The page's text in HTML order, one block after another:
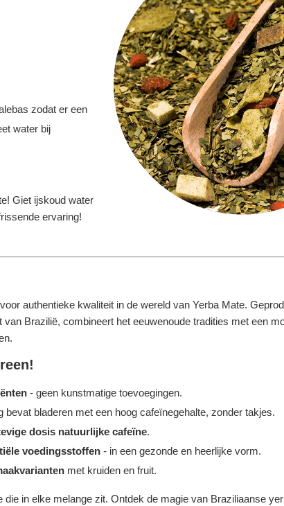
zodat er een
water bij
Giet ijskoud water
ervaring!
authentieke kwaliteit in de wereld van Yerba Mate.
van Brazilië, combineert het eeuwenoude tradities met een
- geen kunstmatige toevoegingen.
bevat bladeren met een hoog cafeïnegehalte, zonder takjes.
dosis natuurlijke cafeïne.
voedingsstoffen - in een gezonde en heerlijke vorm.
met kruiden en fruit.
die in elke melange zit. Ontdek de magie van Braziliaanse